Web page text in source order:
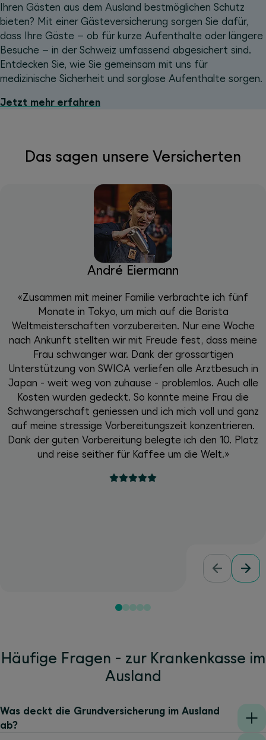
Ihren Gästen aus dem Ausland bestmöglichen Schutz
bieten? Mit einer Gästeversicherung sorgen Sie dafür,
dass Ihre Gäste – ob für kurze Aufenthalte oder längere
Besuche – in der Schweiz umfassend abgesichert sind.
Entdecken Sie, wie Sie gemeinsam mit uns für
medizinische Sicherheit und sorglose Aufenthalte sorgen.
Jetzt mehr erfahren
Das sagen unsere Versicherten
André Eiermann
«Zusammen mit meiner Familie verbrachte ich fünf
Monate in Tokyo, um mich auf die Barista
Weltmeisterschaften vorzubereiten. Nur eine Woche
nach Ankunft stellten wir mit Freude fest, dass meine
Frau schwanger war. Dank der grossartigen
Unterstützung von SWICA verliefen alle Arztbesuch in
Japan - weit weg von zuhause - problemlos. Auch alle
Kosten wurden gedeckt. So konnte meine Frau die
Schwangerschaft geniessen und ich mich voll und ganz
auf meine stressige Vorbereitungszeit konzentrieren.
Dank der guten Vorbereitung belegte ich den 10. Platz
und reise seither für Kaffee um die Welt.»
Häufige Fragen - zur Krankenkasse im
Ausland
Was deckt die Grundversicherung im Ausland
ab?